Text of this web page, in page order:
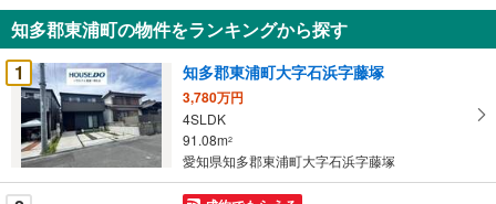
知
を
受
け
取
る
・
条
知多郡東浦町の物件をランキングから探す
1
知多郡東浦町大字石浜字藤塚
3,780万円
4SLDK
91.08m2
愛知県知多郡東浦町大字石浜字藤塚